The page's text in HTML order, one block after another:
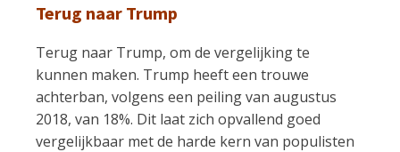
Terug naar Trump
Terug naar Trump, om de vergelijking te
kunnen maken. Trump heeft een trouwe
achterban, volgens een peiling van augustus
2018, van 18%. Dit laat zich opvallend goed
vergelijkbaar met de harde kern van populisten